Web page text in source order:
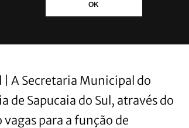
OK
| A Secretaria Municipal do
de Sapucaia do Sul, através do
para a função de